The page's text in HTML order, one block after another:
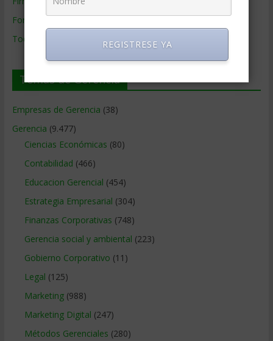
Formación de Gerencia
Todos los Temas
Temas de Gerencia
Empresas de Gerencia (38)
Gerencia (9.477)
Ciencias Económicas (80)
Contabilidad (466)
Educacion Gerencial (454)
Estrategia Empresarial (304)
Finanzas Corporativas (748)
Gerencia social y ambiental (223)
Gobierno Corporativo (11)
Legal (125)
Marketing(988)
Marketing Digital (247)
Métodos Gerenciales (280)
REGISTRESE YA